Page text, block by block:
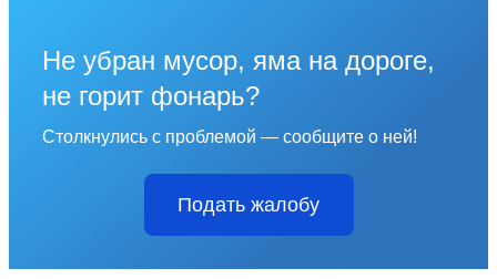
Не убран мусор, яма на дороге,
не горит фонарь?
Столкнулись с проблемой — сообщите о ней!
Подать жалобу